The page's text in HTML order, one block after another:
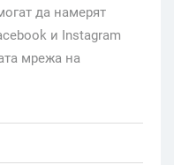
да намерят
и Instagram
мрежа на